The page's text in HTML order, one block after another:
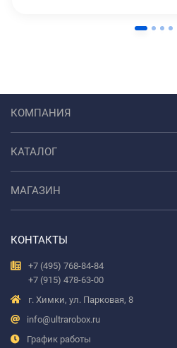
КОМПАНИЯ
КАТАЛОГ
МАГАЗИН
КОНТАКТЫ
+7 (495) 768-84-84
+7 (915) 478-63-00
г. Химки, ул. Парковая, 8
info@ultrarobox.ru
График работы